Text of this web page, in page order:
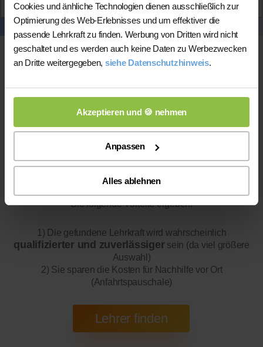
Cookies und änhliche Technologien dienen ausschließlich zur
Optimierung des Web-Erlebnisses und um effektiver die
passende Lehrkraft zu finden. Werbung von Dritten wird nicht
geschaltet und es werden auch keine Daten zu Werbezwecken
an Dritte weitergegeben, siehe Datenschutzhinweis.
Akzeptieren und 🍪 nehmen
Anpassen
Alles ablehnen
Annika kontaktieren
Online-Unterricht
Bitte beachten Sie, dass wir fürOnline-Unterricht
Sie folgende Vorteile ergeben:
1) Die gefundene Lehrkraft wird wahrscheinlich
qualifizierter und zuverlässigersein (da viel größere
Auswahl)
2) Sie sparen die Kosten für Nachhilfe vor Ort
(Anfahrtspauschale)